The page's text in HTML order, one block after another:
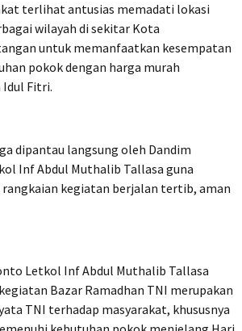
terlihat antusias memadati lokasi
wilayah di sekitar Kota
untuk memanfaatkan kesempatan
pokok dengan harga murah
Idul Fitri.
dipantau langsung oleh Dandim
Inf Abdul Muthalib Tallasa guna
kegiatan berjalan tertib, aman
Letkol Inf Abdul Muthalib Tallasa
Bazar Ramadhan TNI merupakan
TNI terhadap masyarakat, khususnya